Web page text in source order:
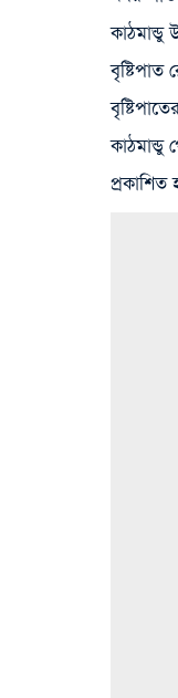
বৃষ্টিপাত
কাঠমান্ডু
প্রকাশিত